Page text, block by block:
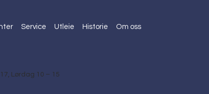
Service Utleie Historie Om oss
Lørdag 10 – 15